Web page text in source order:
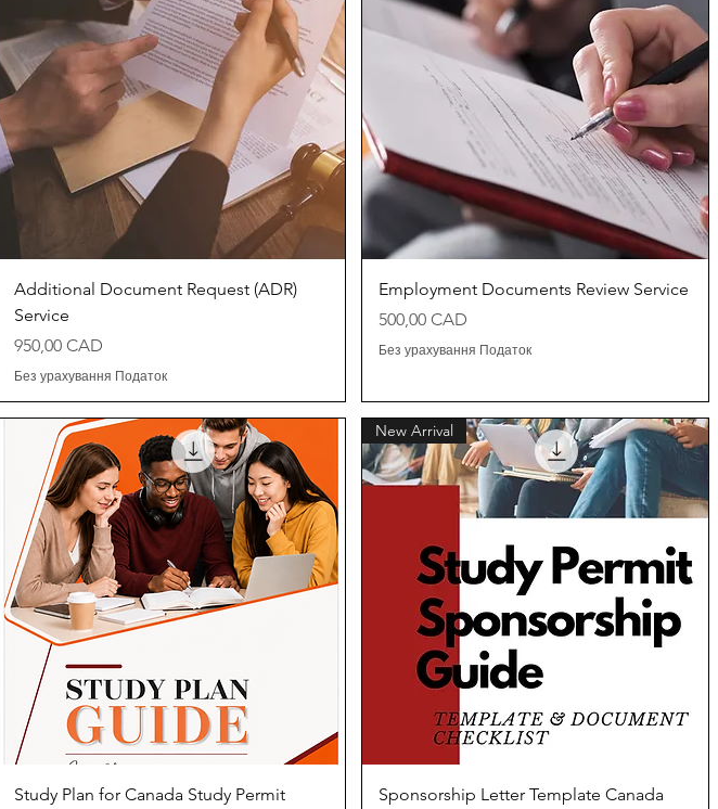
Швидкий перегляд
Additional Document Request (ADR)
Service
Ціна
950,00 CAD
Без урахування Податок
Швидкий перегляд
Employment Documents Review Service
Ціна
500,00 CAD
Без урахування Податок
Швидкий перегляд
Study Plan for Canada Study Permit
Швидкий перегляд
New Arrival
Sponsorship Letter Template Canada